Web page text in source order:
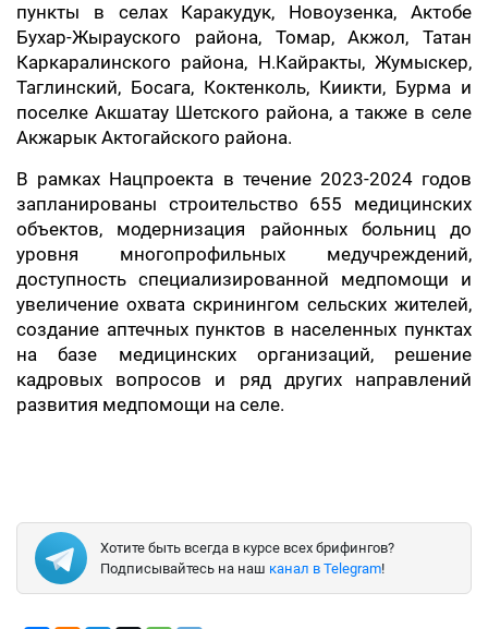
пункты в селах Каракудук, Новоузенка, Актобе
Бухар-Жырауского района, Томар, Акжол, Татан
Каркаралинского района, Н.Кайракты, Жумыскер,
Таглинский, Босага, Коктенколь, Киикти, Бурма и
поселке Акшатау Шетского района, а также в селе
Акжарык Актогайского района.
В рамках Нацпроекта в течение 2023-2024 годов
запланированы строительство 655 медицинских
объектов, модернизация районных больниц до
уровня многопрофильных медучреждений,
доступность специализированной медпомощи и
увеличение охвата скринингом сельских жителей,
создание аптечных пунктов в населенных пунктах
на базе медицинских организаций, решение
кадровых вопросов и ряд других направлений
развития медпомощи на селе.
Хотите быть всегда в курсе всех брифингов?
Подписывайтесь на наш канал в Telegram!